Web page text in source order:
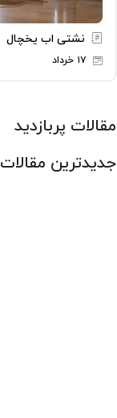
نشتی اب یخچال
۱۷ خرداد
مقالات پربازدید
جدیدترین مقالات